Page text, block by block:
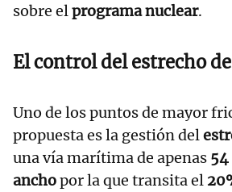
sobre elprograma nuclear.
El control del estrecho
Uno de los puntos de mayor
propuesta es la gestión del
una vía marítima de apenas
anchopor la que transita el